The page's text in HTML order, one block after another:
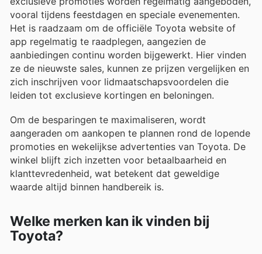
vooral tijdens feestdagen en speciale evenementen.
Het is raadzaam om de officiële Toyota website of
app regelmatig te raadplegen, aangezien de
aanbiedingen continu worden bijgewerkt. Hier vinden
ze de nieuwste sales, kunnen ze prijzen vergelijken en
zich inschrijven voor lidmaatschapsvoordelen die
leiden tot exclusieve kortingen en beloningen.
Om de besparingen te maximaliseren, wordt
aangeraden om aankopen te plannen rond de lopende
promoties en wekelijkse advertenties van Toyota. De
winkel blijft zich inzetten voor betaalbaarheid en
klanttevredenheid, wat betekent dat geweldige
waarde altijd binnen handbereik is.
Welke merken kan ik vinden bij
Toyota?